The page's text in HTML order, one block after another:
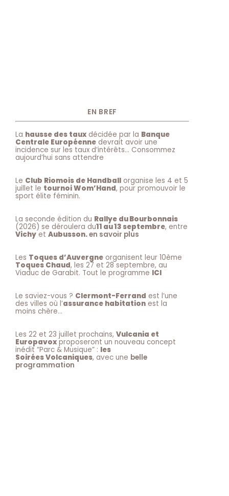
EN BREF
La hausse des taux décidée par la Banque
Centrale Européenne devrait avoir une
incidence sur les taux d’intérêts… Consommez
aujourd’hui sans attendre
Le Club Riomois de Handball organise les 4 et 5
juillet le tournoi Wom’Hand, pour promouvoir le
sport élite féminin.
La seconde édition du Rallye du Bourbonnais
(2026) se déroulera du11 au 13 septembre, entre
Vichy et Aubusson.en savoir plus
Les Toques d’Auvergne organisent leur 10ème
Toques Chaud, les 27 et 28 septembre, au
Viaduc de Garabit. Tout le programme ICI
Le saviez-vous ? Clermont-Ferrand est l’une
des villes où l’assurance habitation est la
moins chère…
Les 22 et 23 juillet prochains, Vulcania et
Europavoxproposeront un nouveau concept
inédit “Parc & Musique” : les
Soirées Volcaniques, avec une belle
programmation